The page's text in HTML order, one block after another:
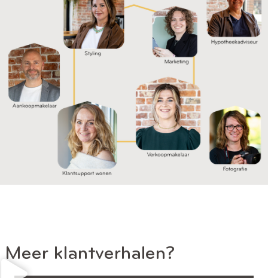
Meer klantverhalen?